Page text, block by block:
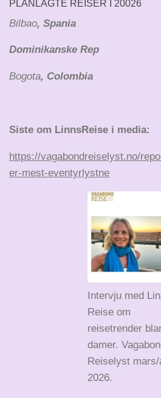
PLANLAGTE REISER I 20026
Bilbao, Spania
Dominikanske Rep
Bogota, Colombia
Siste om LinnsReise i media:
https://vagabondreiselyst.no/
er-mest-eventyrlystne
Intervju med
Reise om
reisetrender
damer.
Reiselyst mars/
2026.